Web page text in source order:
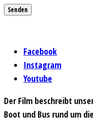
Facebook
Instagram
Youtube
Der Film beschreibt
Boot und Bus rund um